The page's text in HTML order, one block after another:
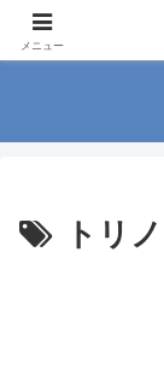
コ
トリノ
メニュー